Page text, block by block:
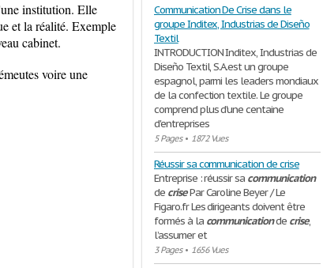
institution. Elle
et la réalité. Exemple
cabinet.
voire une
Communication De Crise dans le
groupe Inditex, Industrias de Diseño
Textil
INTRODUCTION Inditex, Industrias de
Diseño Textil, S.A.est un groupe
espagnol, parmi les leaders mondiaux
de la confection textile. Le groupe
comprend plus d'une centaine
d'entreprises
5 Pages• 1872 Vues
Réussir sa communication de crise
Entreprise : réussir sa communication
de crisePar Caroline Beyer / Le
Figaro.fr Les dirigeants doivent être
formés à la communicationde crise,
l’assumer et
3 Pages• 1656 Vues